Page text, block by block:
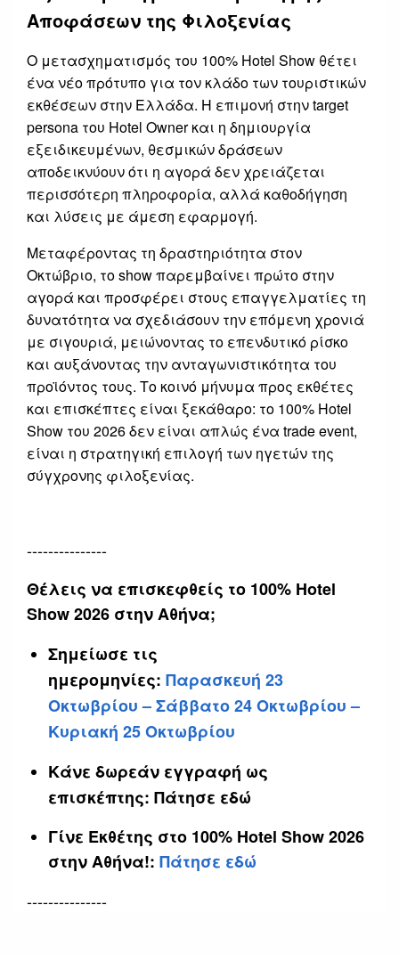
Αποφάσεων της Φιλοξενίας
Ο μετασχηματισμός του 100% Hotel Show θέτει
ένα νέο πρότυπο για τον κλάδο των τουριστικών
εκθέσεων στην Ελλάδα. Η επιμονή στην target
persona του Hotel Owner και η δημιουργία
εξειδικευμένων, θεσμικών δράσεων
αποδεικνύουν ότι η αγορά δεν χρειάζεται
περισσότερη πληροφορία, αλλά καθοδήγηση
και λύσεις με άμεση εφαρμογή.
Μεταφέροντας τη δραστηριότητα στον
Οκτώβριο, το show παρεμβαίνει πρώτο στην
αγορά και προσφέρει στους επαγγελματίες τη
δυνατότητα να σχεδιάσουν την επόμενη χρονιά
με σιγουριά, μειώνοντας το επενδυτικό ρίσκο
και αυξάνοντας την ανταγωνιστικότητα του
προϊόντος τους. Το κοινό μήνυμα προς εκθέτες
και επισκέπτες είναι ξεκάθαρο: το 100% Hotel
Show του 2026 δεν είναι απλώς ένα trade event,
είναι η στρατηγική επιλογή των ηγετών της
σύγχρονης φιλοξενίας.
---------------
Θέλεις να επισκεφθείς το 100% Hotel
Show 2026 στην Αθήνα;
Σημείωσε τις
ημερομηνίες: Παρασκευή 23
Οκτωβρίου – Σάββατο 24 Οκτωβρίου –
Κυριακή 25 Οκτωβρίου
Κάνε δωρεάν εγγραφή ως
επισκέπτης: Πάτησε εδώ
Γίνε Εκθέτης στο 100% Hotel Show 2026
στην Αθήνα!: Πάτησε εδώ
---------------